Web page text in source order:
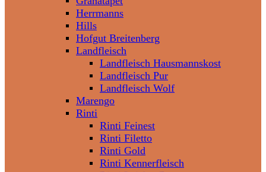
Herrmanns
Hills
Hofgut Breitenberg
Landfleisch
Landfleisch Hausmannskost
Landfleisch Pur
Landfleisch Wolf
Marengo
Rinti
Rinti Feinest
Rinti Filetto
Rinti Gold
Rinti Kennerfleisch